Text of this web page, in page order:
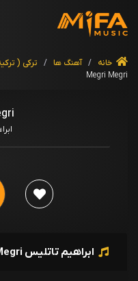
خانه / آهنگ ها / ترکی (
Megri Megri
ابراهیم تاتلیس Megri Megri